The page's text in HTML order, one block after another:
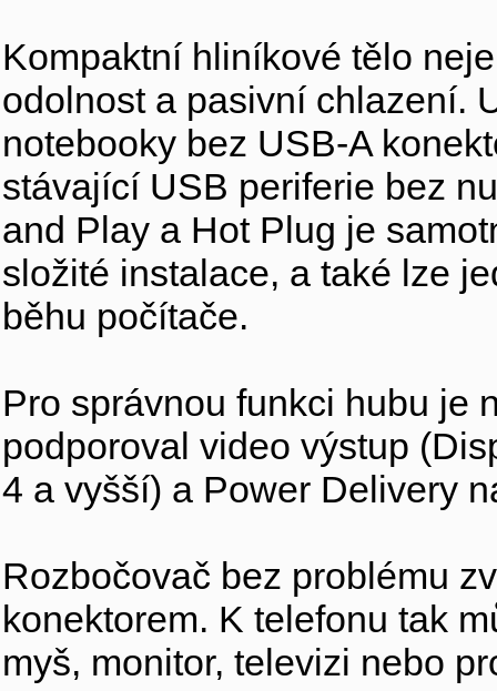
Kompaktní hliníkové tělo
odolnost a pasivní chlazení.
notebooky bez USB-A
stávající USB periferie bez
and Play a Hot Plug je
složité instalace, a také lze
běhu počítače.
Pro správnou funkci hubu je
podporoval video výstup
4 a vyšší) a Power Delivery
Rozbočovač bez problému
konektorem. K telefonu tak
myš, monitor, televizi nebo